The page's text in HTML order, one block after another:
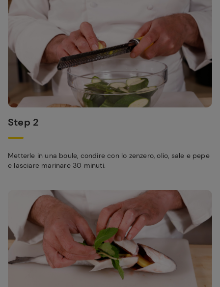
Step 2
Metterle in una boule, condire con lo zenzero, olio, sale e pepe
e lasciare marinare 30 minuti.